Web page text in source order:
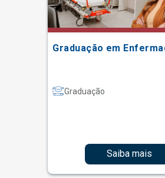
Graduação em
Graduação
Saiba mais